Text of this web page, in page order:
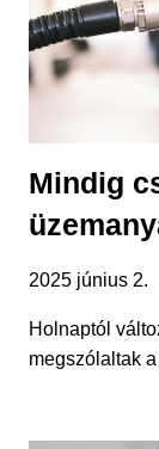
Mindig
2025 június 2.
Holnaptól
megszólaltak